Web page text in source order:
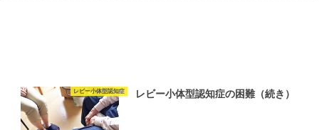
レビー小体型認知症 レビー小体型認知症の困難（続き）